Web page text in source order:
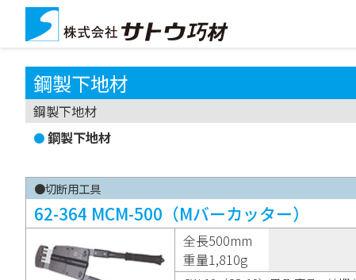
鋼製下地材
鋼製下地材
鋼製下地材
●切断用工具
62-364 MCM-500（Mバーカッター）
全長500mm
重量1,810g